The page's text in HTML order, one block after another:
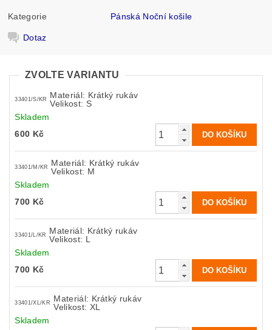
Kategorie Pánská Noční košile
Dotaz
ZVOLTE VARIANTU
33401/S/KR
Materiál: Krátký rukáv
Velikost: S
Skladem
600 Kč
33401/M/KR
Materiál: Krátký rukáv
Velikost: M
Skladem
700 Kč
33401/L/KR
Materiál: Krátký rukáv
Velikost: L
Skladem
700 Kč
33401/XL/KR
Materiál: Krátký rukáv
Velikost: XL
Skladem